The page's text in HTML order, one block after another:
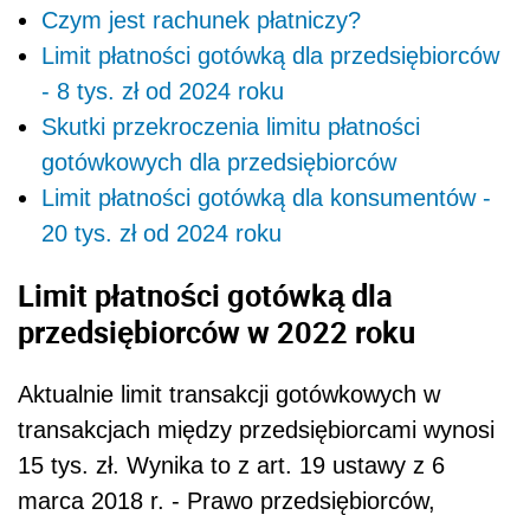
Czym jest rachunek płatniczy?
Limit płatności gotówką dla przedsiębiorców
- 8 tys. zł od 2024 roku
Skutki przekroczenia limitu płatności
gotówkowych dla przedsiębiorców
Limit płatności gotówką dla konsumentów -
20 tys. zł od 2024 roku
Limit płatności gotówką dla
przedsiębiorców w 2022 roku
Aktualnie limit transakcji gotówkowych w
transakcjach między przedsiębiorcami wynosi
15 tys. zł. Wynika to z art. 19 ustawy z 6
marca 2018 r. - Prawo przedsiębiorców,